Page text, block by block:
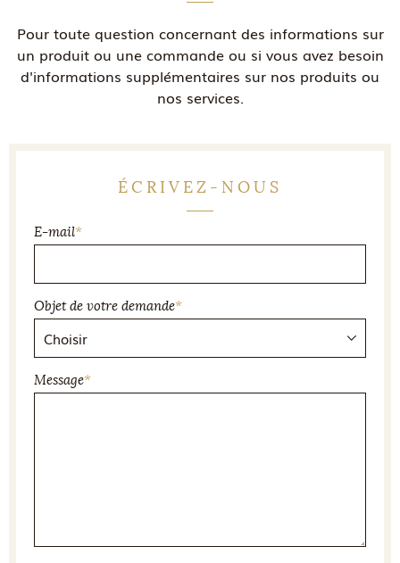
Pour toute question concernant des informations sur
un produit ou une commande ou si vous avez besoin
d'informations supplémentaires sur nos produits ou
nos services.
ÉCRIVEZ-NOUS
E-mail*
Objet de votre demande*
Message*